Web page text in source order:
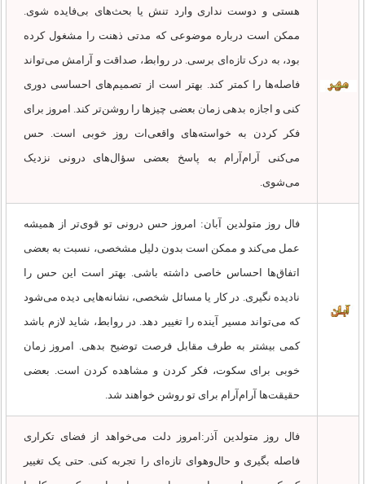
هستی و دوست نداری وارد تنش یا بحث‌های بی‌فایده شوی.
ممکن است درباره موضوعی که مدتی ذهنت را مشغول کرده
بود، به درک تازه‌ای برسی. در روابط، صداقت و آرامش می‌تواند
فاصله‌ها را کمتر کند. بهتر است از تصمیم‌های احساسی دوری
کنی و اجازه بدهی زمان بعضی چیزها را روشن‌تر کند. امروز برای
فکر کردن به خواسته‌های واقعی‌ات روز خوبی است. حس
می‌کنی آرام‌آرام به پاسخ بعضی سؤال‌های درونی نزدیک
می‌شوی.
فال روز متولدین آبان: امروز حس درونی تو قوی‌تر از همیشه
عمل می‌کند و ممکن است بدون دلیل مشخصی، نسبت به بعضی
اتفاق‌ها احساس خاصی داشته باشی. بهتر است این حس را
نادیده نگیری. در کار یا مسائل شخصی، نشانه‌هایی دیده می‌شود
که می‌تواند مسیر آینده را تغییر دهد. در روابط، شاید لازم باشد
کمی بیشتر به طرف مقابل فرصت توضیح بدهی. امروز زمان
خوبی برای سکوت، فکر کردن و مشاهده کردن است. بعضی
حقیقت‌ها آرام‌آرام برای تو روشن خواهند شد.
فال روز متولدین آذر:امروز دلت می‌خواهد از فضای تکراری
فاصله بگیری و حال‌وهوای تازه‌ای را تجربه کنی. حتی یک تغییر